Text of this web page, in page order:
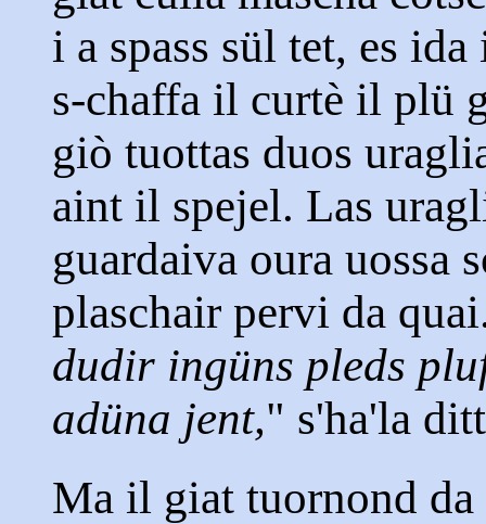
i a spass sül tet, es
s-chaffa il curtè il plü
giò tuottas duos
aint il spejel. Las
guardaiva oura uossa
plaschair pervi da
dudir ingüns pleds
adüna jent," s'ha'la
Ma il giat tuornond da